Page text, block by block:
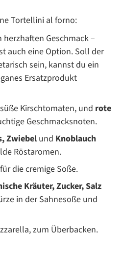
Tortellini al forno:
herzhaften Geschmack –
auch eine Option. Soll der
sein, kannst du ein
Ersatzprodukt
Kirschtomaten, und rote
Geschmacksnoten.
Zwiebel und Knoblauch
Röstaromen.
für die cremige Soße.
Kräuter,Zucker,Salz
in der Sahnesoße und
zum Überbacken.